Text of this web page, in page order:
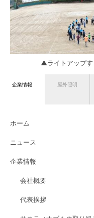
企業情報 屋外照明
ホーム
ニュース
企業情報
会社概要
代表挨拶
▲ライトアップす
授業の前半では、これまで
彩り、空間の魅力アップに